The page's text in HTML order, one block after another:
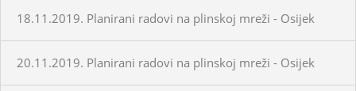
18.11.2019. Planirani radovi na plinskoj mreži - Osijek
20.11.2019. Planirani radovi na plinskoj mreži - Osijek